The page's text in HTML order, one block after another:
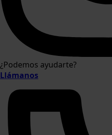
¿Podemos ayudarte?
Llámanos